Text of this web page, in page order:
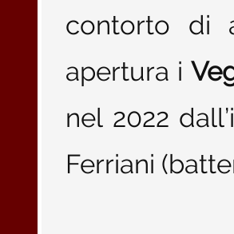
contorto di
apertura i
nel 2022
Ferriani